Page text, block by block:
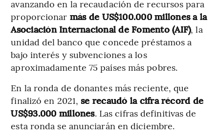
avanzando en la recaudación de recursos para
proporcionar más de US$100.000 millones a la
Asociación Internacional de Fomento (AIF), la
unidad del banco que concede préstamos a
bajo interés y subvenciones a los
aproximadamente 75 países más pobres.
En la ronda de donantes más reciente, que
finalizó en 2021,se recaudó la cifra récord de
US$93.000 millones. Las cifras definitivas de
esta ronda se anunciarán en diciembre.